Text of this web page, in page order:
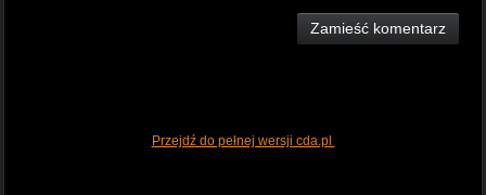
Zamieść komentarz
Przejdź do pełnej wersji cda.pl